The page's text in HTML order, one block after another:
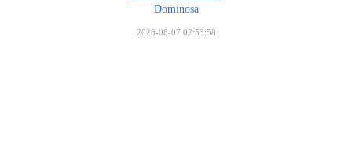
Dominosa
2026-08-07 02:53:58